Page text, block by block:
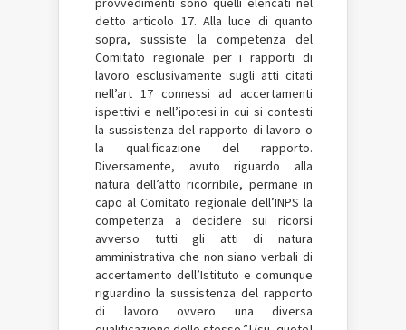
detto articolo 17. Alla luce di quanto
sopra, sussiste la competenza del
Comitato regionale per i rapporti di
lavoro esclusivamente sugli atti citati
nell’art 17 connessi ad accertamenti
ispettivi e nell’ipotesi in cui si contesti
la sussistenza del rapporto di lavoro o
la qualificazione del rapporto.
Diversamente, avuto riguardo alla
natura dell’atto ricorribile, permane in
capo al Comitato regionale dell’INPS la
competenza a decidere sui ricorsi
avverso tutti gli atti di natura
amministrativa che non siano verbali di
accertamento dell’Istituto e comunque
riguardino la sussistenza del rapporto
di lavoro ovvero una diversa